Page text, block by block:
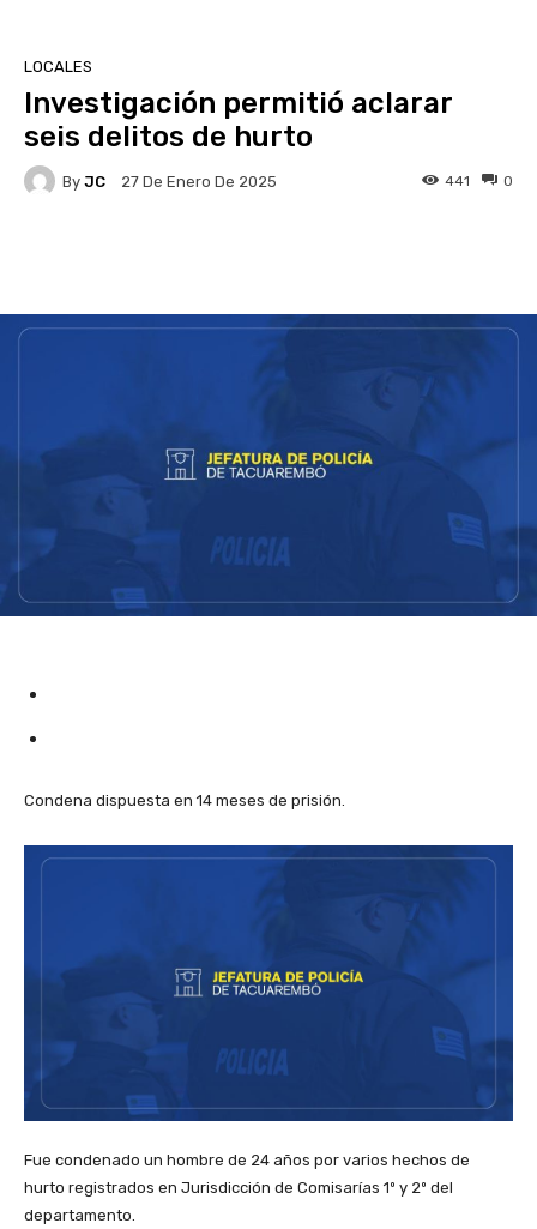
LOCALES
Investigación permitió aclarar
seis delitos de hurto
By JC 27 De Enero De 2025 0
441
Condena dispuesta en 14 meses de prisión.
Fue condenado un hombre de 24 años por varios hechos de
hurto registrados en Jurisdicción de Comisarías 1º y 2º del
departamento.